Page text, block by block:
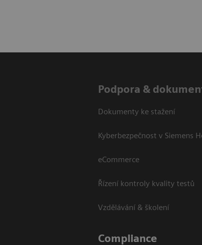
Podpora &
Dokumenty ke stažení
Kyberbezpečnost v Siemens
eCommerce
Řízení kontroly kvality testů
Vzdělávání & školení
Compliance